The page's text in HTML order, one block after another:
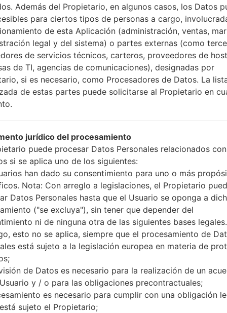
Modelo y sus características
LGCU720CP
LG Shine
Octubre, 2007
15 milímetros (0.59 pulgadas)
100 x 50.5 milímetros (3.94 x
119 gramos (4.23 onzas)
-
Hardware
50MB
microSD (ranura dedicada)
Red y Datos
1 Mini-SIM
GSM 850/900/1800/1900 MHz
HSPA 850 /1900 MHz
-
-
GPRS/EDGE
Pantalla
2.2 pulgadas (~29.7%
240 x 320 píxeles (~182
256K colores
Batería y Teclado
Además del Propietario, en algunos casos, los Datos
para ciertos tipos de personas a cargo,
de esta Aplicación (administración, ventas,
legal y del sistema) o partes externas (como
de servicios técnicos, carteros, proveedores de
de TI, agencias de comunicaciones), designadas por
si es necesario, como Procesadores de Datos. La
de estas partes puede solicitarse al Propietario en
jurídico del procesamiento
puede procesar Datos Personales relacionados
si se aplica uno de los siguientes:
han dado su consentimiento para uno o más
Nota: Con arreglo a legislaciones, el Propietario
Datos Personales hasta que el Usuario se oponga a
("se excluya"), sin tener que depender del
ni de ninguna otra de las siguientes bases
esto no se aplica, siempre que el procesamiento de
está sujeto a la legislación europea en materia de
de Datos es necesario para la realización de un
y / o para las obligaciones precontractuales;
es necesario para cumplir con una obligación
sujeto el Propietario;